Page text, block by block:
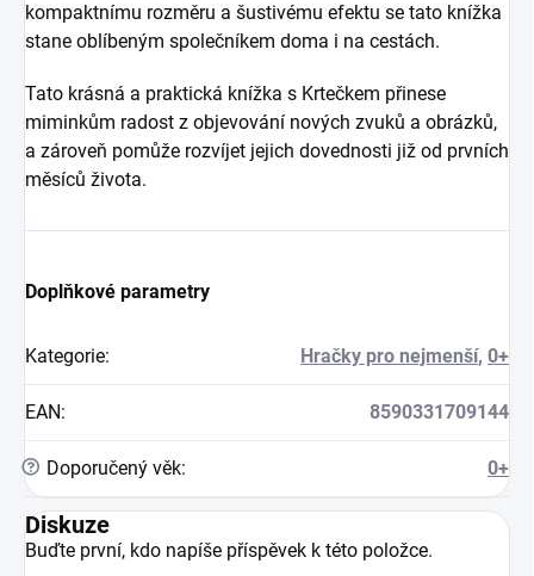
kompaktnímu rozměru a šustivému efektu se tato knížka
stane oblíbeným společníkem doma i na cestách.
Tato krásná a praktická knížka s Krtečkem přinese
miminkům radost z objevování nových zvuků a obrázků,
a zároveň pomůže rozvíjet jejich dovednosti již od prvních
měsíců života.
Doplňkové parametry
Kategorie: Hračky pro nejmenší, 0+
EAN: 8590331709144
? Doporučený věk: 0+
Diskuze
Buďte první, kdo napíše příspěvek k této položce.